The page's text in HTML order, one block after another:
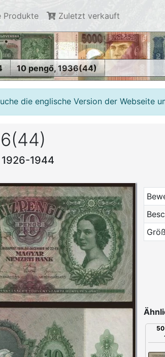
Produkte Zuletzt verkauft
10 pengő, 1936(44)
die englische Version der Webseite
1944